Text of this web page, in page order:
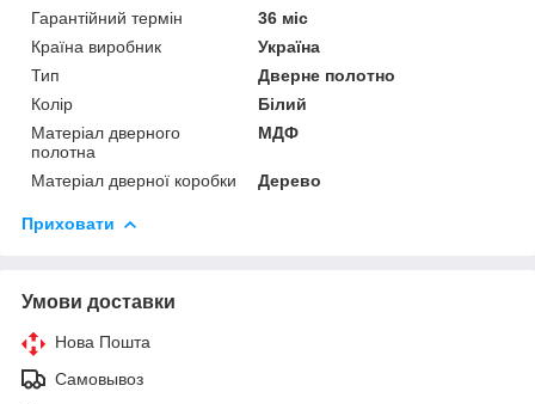
Гарантійний термін
36 міс
Країна виробник
Україна
Тип
Дверне полотно
Колір
Білий
Матеріал дверного
полотна
МДФ
Матеріал дверної коробки Дерево
Приховати
Умови доставки
Нова Пошта
Самовывоз